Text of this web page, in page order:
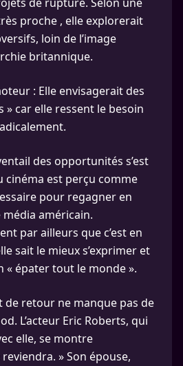
proche , elle explorerait
loin de l’image
britannique.
: Elle envisagerait des
» car elle ressent le besoin
des opportunités s’est
cinéma est perçu comme
pour regagner en
américain.
par ailleurs que c’est en
sait le mieux s’exprimer et
« épater tout le monde ».
de retour ne manque pas de
L’acteur Eric Roberts, qui
elle, se montre
» Son épouse,